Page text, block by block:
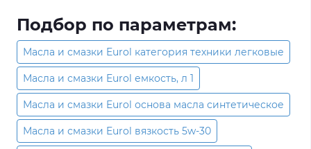
Подбор по параметрам:
Масла и смазки Eurol категория техники легковые
Масла и смазки Eurol емкость, л 1
Масла и смазки Eurol основа масла синтетическое
Масла и смазки Eurol вязкость 5w-30